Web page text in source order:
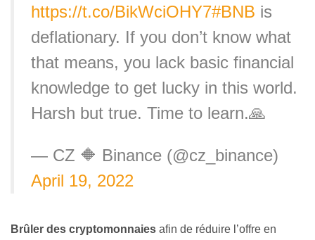
https://t.co/BikWciOHY7#BNB is
deflationary. If you don’t know what
that means, you lack basic financial
knowledge to get lucky in this world.
Harsh but true. Time to learn.🙏
— CZ 🔶 Binance (@cz_binance)
April 19, 2022
Brûler des cryptomonnaies afin de réduire l’offre en